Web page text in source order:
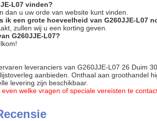
L07 vinden?
dan u uw orde van website kunt vinden.
ik een grote hoeveelheid van G260JJE-L07
zullen wij u een korting geven.
G260JJE-L07?
leveranciers van G260JJE-L07 26 Duim
aanbieden. Onthaal aan groothandel
levering zijn beschikbaar.
welke vragen of speciale vereisten te